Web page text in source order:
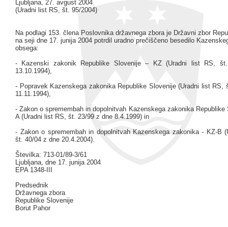
Ljubljana, 27. avgust 2004
(Uradni list RS, št. 95/2004)
Na podlagi 153. člena Poslovnika državnega zbora je Državni zbor
na seji dne 17. junija 2004 potrdil uradno prečiščeno besedilo
obsega:
- Kazenski zakonik Republike Slovenije – KZ (Uradni list RS,
13.10.1994),
- Popravek Kazenskega zakonika Republike Slovenije (Uradni list RS,
11.11.1994),
- Zakon o spremembah in dopolnitvah Kazenskega zakonika Republike
A (Uradni list RS, št. 23/99 z dne 8.4.1999) in
- Zakon o spremembah in dopolnitvah Kazenskega zakonika - KZ-B
št. 40/04 z dne 20.4.2004).
Številka: 713-01/89-3/61
Ljubljana, dne 17. junija 2004
EPA 1348-III
Predsednik
Državnega zbora
Republike Slovenije
Borut Pahor